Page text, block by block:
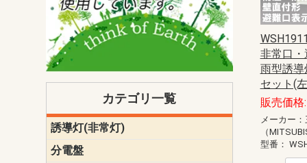
カテゴリ一覧
誘導灯(非常灯) 一般型
一般型(みる
ク機能付)
一般型長時
一般型長時
けバッテリ
点滅形
誘導音付点
防湿・防雨
用）
防湿・防雨
防湿・防雨
クリーンル
床埋込型
防爆型
客席誘導灯
誘導灯リニ
誘導灯ガー
クス
交換電池（
誘導灯交換
本体単体
パネル単体
リモコン
分電盤
標準分電盤
電化対応
創エネ対応
あんしん機
分電盤補修
分電盤用ブ
プラスばん
フリーボッ
リニューア
WHMボッ
WHM取付
露出化粧枠
半埋込化粧
住宅分電盤
テンパール
非常口
雨型誘導
セット(
販売価格
メーカー
（
型番：